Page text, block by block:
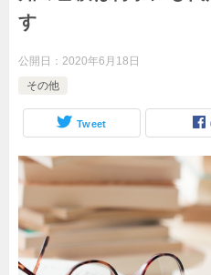
す
公開日： 2020年6月18日
その他
Tweet